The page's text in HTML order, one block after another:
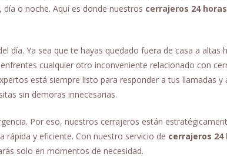
o noche. Aquí es donde nuestros cerrajeros 24 horas
día. Ya sea que te hayas quedado fuera de casa a altas
cualquier otro inconveniente relacionado con
está siempre listo para responder a tus llamadas y
sin demoras innecesarias.
Por eso, nuestros cerrajeros están
rápida y eficiente. Con nuestro servicio de cerrajeros 24
solo en momentos de necesidad.